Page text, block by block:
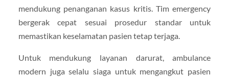
mendukung penanganan kasus kritis. Tim emergency
bergerak cepat sesuai prosedur standar untuk
memastikan keselamatan pasien tetap terjaga.
Untuk mendukung layanan darurat, ambulance
modern juga selalu siaga untuk mengangkut pasien